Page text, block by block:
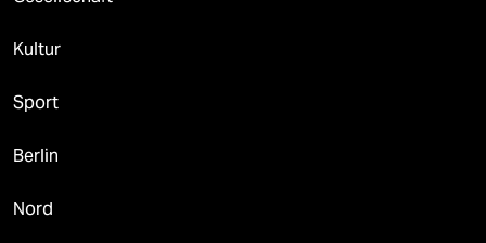
Kultur
Sport
Berlin
Nord